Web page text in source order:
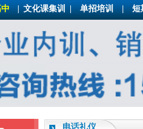
文化课集训 单招培训 短
电话礼仪